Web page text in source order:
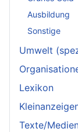
Ausbildung
Sonstige
Umwelt
Lexikon
Texte/